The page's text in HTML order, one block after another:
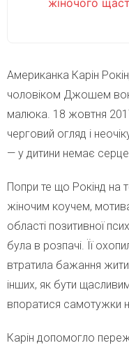
жіночого
Американка Карін
чоловіком Джошем
малюка. 18 жовтня
черговий огляд і
— у дитини немає
Попри те що Рокінд
жіночим коучем,
області позитивної
була в розпачі. Її
втратила бажання
інших, як бути
впоратися самотужки
Карін допомогло